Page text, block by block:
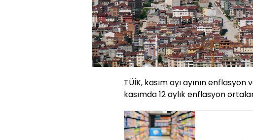
TÜİK, kasım ayı ayının enflasyon
kasımda 12 aylık enflasyon